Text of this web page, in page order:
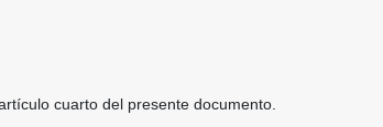
cuarto del presente documento.